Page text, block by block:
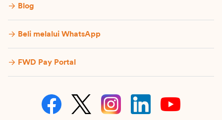
Blog
Beli melalui WhatsApp
FWD Pay Portal